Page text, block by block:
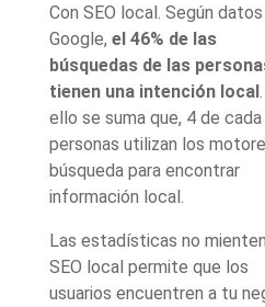
Con SEO local. Según
Google, el 46% de las
búsquedas de las
tienen una intención local
ello se suma que, 4 de cada
personas utilizan los
búsqueda para encontrar
información local.
Las estadísticas no
SEO local permite que los
usuarios encuentren a tu